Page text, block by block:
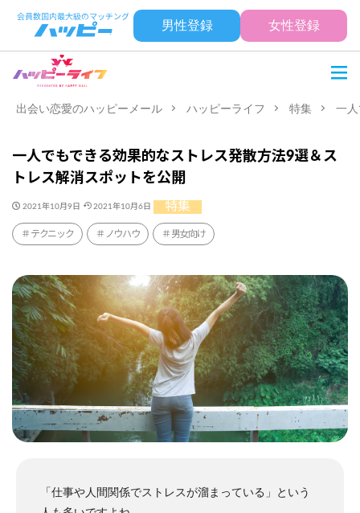
男性登録 女性登録
出会い恋愛のハッピーメール ハッピーライフ 特集 一
一人でもできる効果的なストレス発散方法9選＆ス
トレス解消スポットを公開
2021年10月9日 2021年10月6日 特集
テクニック ノウハウ 男女向け
「仕事や人間関係でストレスが溜まっている」という